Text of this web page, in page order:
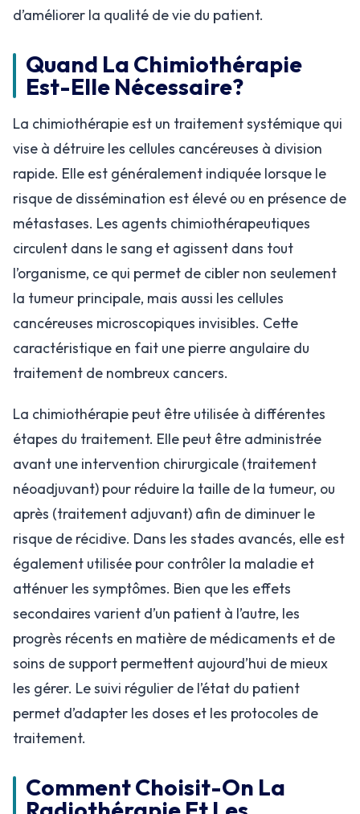
d’améliorer la qualité de vie du patient.
Quand La Chimiothérapie
Est-Elle Nécessaire?
La chimiothérapie est un traitement systémique qui
vise à détruire les cellules cancéreuses à division
rapide. Elle est généralement indiquée lorsque le
risque de dissémination est élevé ou en présence de
métastases. Les agents chimiothérapeutiques
circulent dans le sang et agissent dans tout
l’organisme, ce qui permet de cibler non seulement
la tumeur principale, mais aussi les cellules
cancéreuses microscopiques invisibles. Cette
caractéristique en fait une pierre angulaire du
traitement de nombreux cancers.
La chimiothérapie peut être utilisée à différentes
étapes du traitement. Elle peut être administrée
avant une intervention chirurgicale (traitement
néoadjuvant) pour réduire la taille de la tumeur, ou
après (traitement adjuvant) afin de diminuer le
risque de récidive. Dans les stades avancés, elle est
également utilisée pour contrôler la maladie et
atténuer les symptômes. Bien que les effets
secondaires varient d’un patient à l’autre, les
progrès récents en matière de médicaments et de
soins de support permettent aujourd’hui de mieux
les gérer. Le suivi régulier de l’état du patient
permet d’adapter les doses et les protocoles de
traitement.
Comment Choisit-On La